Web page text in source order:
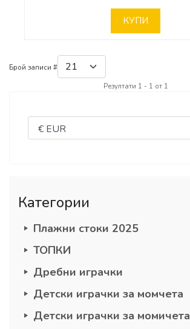
КУПИ
Брой записи #
Резултати 1 - 1 от 1
Категории
Плажни стоки 2025
ТОПКИ
Дребни играчки
Детски играчки за момчета
Детски играчки за момичета